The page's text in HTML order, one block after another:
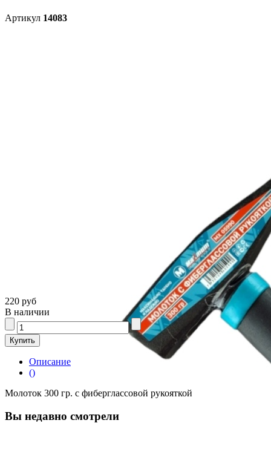
Артикул 14083
220 руб
В наличии
Описание
()
Молоток 300 гр. с фиберглассовой рукояткой
Вы недавно смотрели